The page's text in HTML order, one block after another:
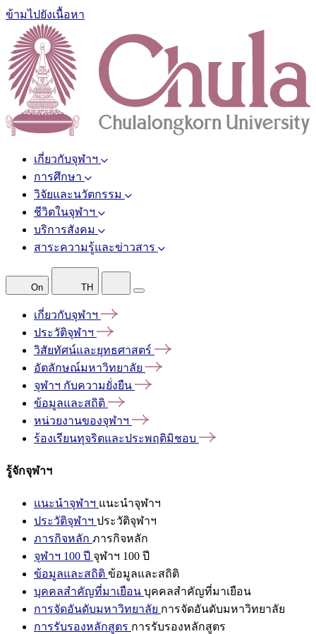
ข้ามไปยังเนื้อหา
เกี่ยวกับจุฬาฯ
การศึกษา
วิจัยและนวัตกรรม
ชีวิตในจุฬาฯ
บริการสังคม
สาระความรู้และข่าวสาร
On TH
เกี่ยวกับจุฬาฯ
ประวัติจุฬาฯ
วิสัยทัศน์และยุทธศาสตร์
อัตลักษณ์มหาวิทยาลัย
จุฬาฯ กับความยั่งยืน
ข้อมูลและสถิติ
หน่วยงานของจุฬาฯ
ร้องเรียนทุจริตและประพฤติมิชอบ
รู้จักจุฬาฯ
แนะนำจุฬาฯ แนะนำจุฬาฯ
ประวัติจุฬาฯ ประวัติจุฬาฯ
ภารกิจหลัก ภารกิจหลัก
จุฬาฯ 100 ปี จุฬาฯ 100 ปี
ข้อมูลและสถิติ ข้อมูลและสถิติ
บุคคลสำคัญที่มาเยือน บุคคลสำคัญที่มาเยือน
การจัดอันดับมหาวิทยาลัย การจัดอันดับมหาวิทยาลัย
การรับรองหลักสูตร การรับรองหลักสูตร